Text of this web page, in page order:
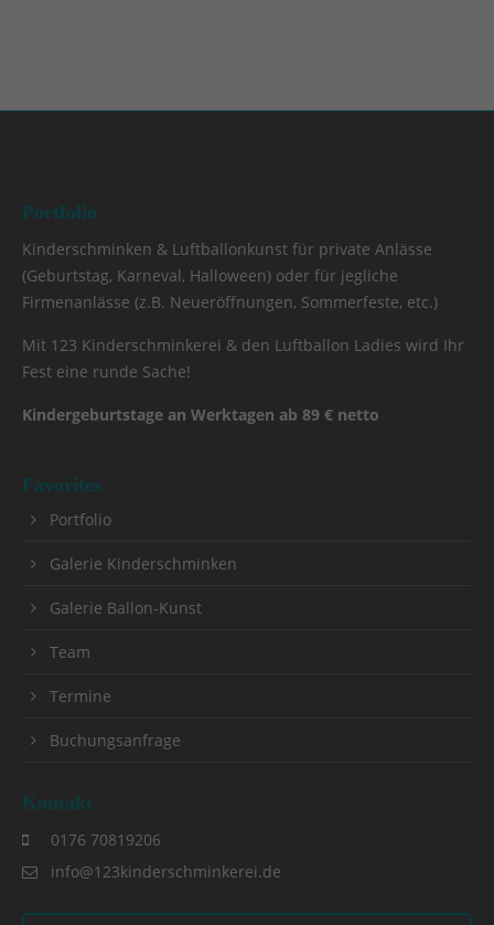
Portfolio
Kinderschminken & Luftballonkunst für private Anlässe
(Geburtstag, Karneval, Halloween) oder für jegliche
Firmenanlässe (z.B. Neueröffnungen, Sommerfeste, etc.)
Mit 123 Kinderschminkerei & den Luftballon Ladies wird Ihr
Fest eine runde Sache!
Kindergeburtstage an Werktagen ab 89 € netto
Favorites
Portfolio
Galerie Kinderschminken
Galerie Ballon-Kunst
Team
Termine
Buchungsanfrage
Kontakt
0176 70819206
info@123kinderschminkerei.de